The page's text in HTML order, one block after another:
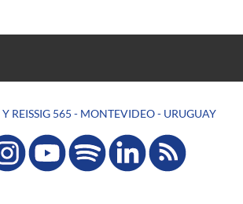
Y REISSIG 565 - MONTEVIDEO - URUGUAY